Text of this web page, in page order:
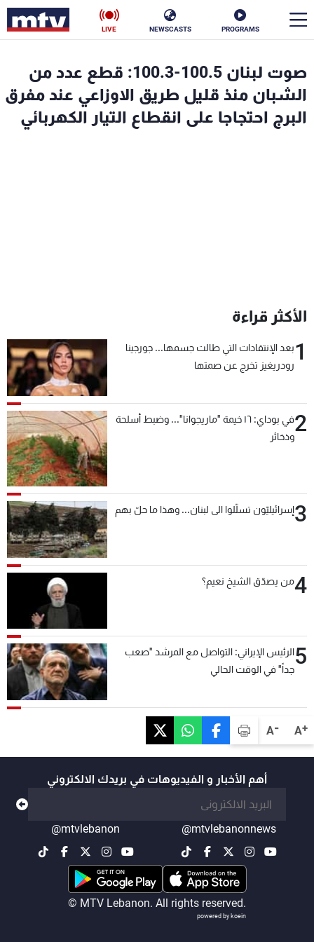
PROGRAMS
NEWSCASTS
LIVE
A+
A-
صوت لبنان 100.5-100.3: قطع عدد من
الشبان منذ قليل طريق الاوزاعي عند مفرق
البرج احتجاجا على انقطاع التيار الكهربائي
الأكثر قراءة
1بعد الإنتقادات التي طالت جسمها... جورجينا
رودريغيز تخرج عن صمتها
2
في بوداي: ١٦ خيمة "ماريجوانا"... وضبط أسلحة
وذخائر
3إسرائيليّون تسلّلوا الى لبنان... وهذا ما حلّ بهم
4من يصدّق الشيخ نعيم؟
5الرئيس الإيراني: التواصل مع المرشد "صعب
جداً" في الوقت الحالي
أهم الأخبار و الفيديوهات في بريدك الالكتروني
@mtvlebanonnews
@mtvlebanon
© MTV Lebanon. All rights reserved.
powered by koein
الأخبار
سياسة ناس
جدول البرامج
شاهد البرامج
الترددات
لاعلاناتكم
شروط الإسـتخدام
سياسة الخصوصية